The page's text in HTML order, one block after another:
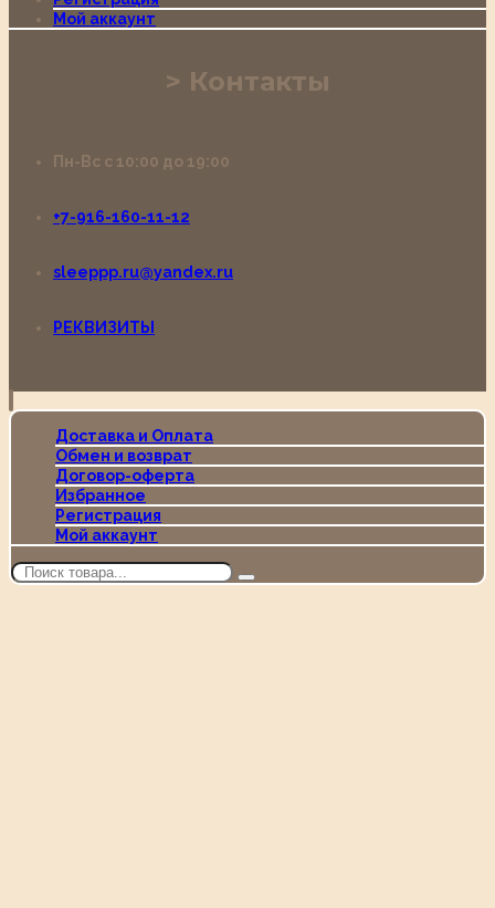
Мой аккаунт
Контакты
Пн-Вс с 10:00 до 19:00
+7-916-160-11-12
sleeppp.ru@yandex.ru
РЕКВИЗИТЫ
Доставка и Оплата
Обмен и возврат
Договор-оферта
Избранное
Регистрация
Мой аккаунт